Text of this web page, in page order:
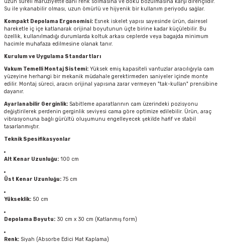
Su ile yıkanabilir olması, uzun ömürlü ve hijyenik bir kullanım periyodu sağlar.
Kompakt Depolama Ergonomisi: Esnek iskelet yapısı sayesinde ürün, dairesel
hareketle iç içe katlanarak orijinal boyutunun üçte birine kadar küçülebilir. Bu
özellik, kullanılmadığı durumlarda koltuk arkası ceplerde veya bagajda minimum
hacimle muhafaza edilmesine olanak tanır.
Kurulum ve Uygulama Standartları
Vakum Temelli Montaj Sistemi: Yüksek emiş kapasiteli vantuzlar aracılığıyla cam
yüzeyine herhangi bir mekanik müdahale gerektirmeden saniyeler içinde monte
edilir. Montaj süreci, aracın orijinal yapısına zarar vermeyen "tak-kullan" prensibine
dayanır.
Ayarlanabilir Gerginlik: Sabitleme aparatlarının cam üzerindeki pozisyonu
değiştirilerek perdenin gerginlik seviyesi cama göre optimize edilebilir. Ürün, araç
vibrasyonuna bağlı gürültü oluşumunu engelleyecek şekilde hafif ve stabil
tasarlanmıştır.
Teknik Spesifikasyonlar
Alt Kenar Uzunluğu: 100 cm
Üst Kenar Uzunluğu: 75 cm
Yükseklik: 50 cm
Depolama Boyutu: 30 cm x 30 cm (Katlanmış form)
Renk: Siyah (Absorbe Edici Mat Kaplama)